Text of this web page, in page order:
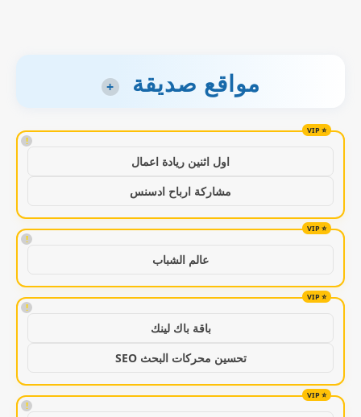
مواقع صديقة +
!
اول اثنين ريادة اعمال
مشاركة ارباح ادسنس
!
عالم الشباب
!
باقة باك لينك
تحسين محركات البحث SEO
!